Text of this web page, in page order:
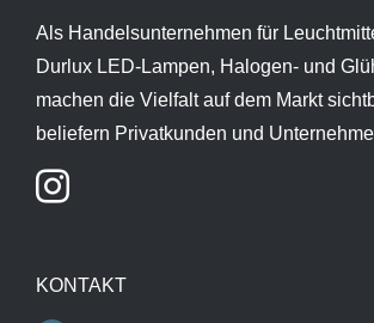
Als Handelsunternehmen für
Durlux LED-Lampen, Halogen- und
machen die Vielfalt auf dem Markt
beliefern Privatkunden und
KONTAKT